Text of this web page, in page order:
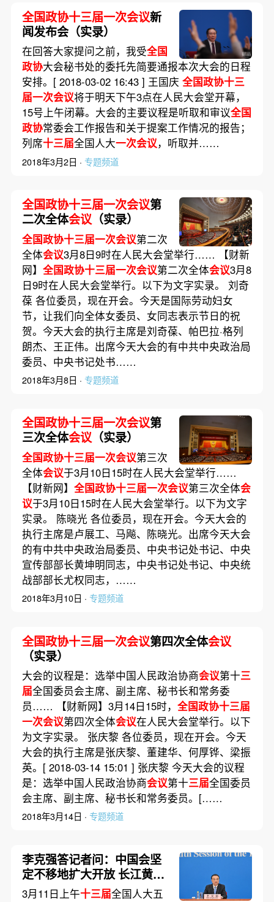
全国政协十三届一次会议新
闻发布会（实录）
在回答大家提问之前，我受全国
政协大会秘书处的委托先简要通报本次大会的日程
安排。[ 2018-03-02 16:43 ] 王国庆 全国政协十三
届一次会议将于明天下午3点在人民大会堂开幕，
15号上午闭幕。大会的主要议程是听取和审议全国
政协常委会工作报告和关于提案工作情况的报告；
列席十三届全国人大一次会议，听取并……
2018年3月2日 · 专题频道
全国政协十三届一次会议第
二次全体会议（实录）
全国政协十三届一次会议第二次
全体会议3月8日9时在人民大会堂举行…… 【财新
网】 全国政协十三届一次会议第二次全体会议3月8
日9时在人民大会堂举行。以下为文字实录。 刘奇
葆 各位委员，现在开会。今天是国际劳动妇女
节，让我们向全体女委员、女同志表示节日的祝
贺。今天大会的执行主席是刘奇葆、帕巴拉·格列
朗杰、王正伟。出席今天大会的有中共中央政治局
委员、中央书记处书……
2018年3月8日 · 专题频道
全国政协十三届一次会议第
三次全体会议（实录）
全国政协十三届一次会议第三次
全体会议于3月10日15时在人民大会堂举行……
【财新网】 全国政协十三届一次会议第三次全体会
议于3月10日15时在人民大会堂举行。以下为文字
实录。 陈晓光 各位委员，现在开会。今天大会的
执行主席是卢展工、马飚、陈晓光。出席今天大会
的有中共中央政治局委员、中央书记处书记、中央
宣传部部长黄坤明同志，中央书记处书记、中央统
战部部长尤权同志，……
2018年3月10日 · 专题频道
全国政协十三届一次会议第四次全体会议
（实录）
大会的议程是：选举中国人民政治协商会议第十三
届全国委员会主席、副主席、秘书长和常务委
员…… 【财新网】3月14日15时， 全国政协十三届
一次会议第四次全体会议在人民大会堂举行。以下
为文字实录。 张庆黎 各位委员，现在开会。今天
大会的执行主席是张庆黎、董建华、何厚铧、梁振
英。[ 2018-03-14 15:01 ] 张庆黎 今天大会的议程
是：选举中国人民政治协商会议第十三届全国委员
会主席、副主席、秘书长和常务委员。[……
2018年3月14日 · 专题频道
李克强答记者问：中国会坚
定不移地扩大开放 长江黄河
不会倒流（实录）｜要闻精
3月11日上午十三届全国人大五